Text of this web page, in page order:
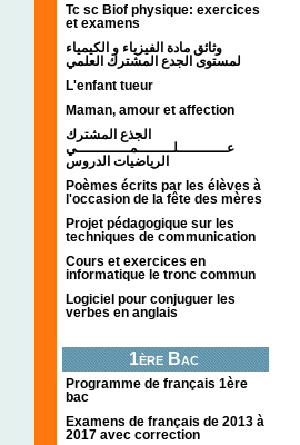
Tc sc Biof physique: exercices
et examens
وثائق مادة الفيزياء و الكيمياء
L'enfant tueur
Maman, amour et affection
الجذع المشترك
عـــــــــــلــــــــمــــــــــــي
الرياضيات الدروس
Poèmes écrits par les élèves à
l'occasion de la fête des mères
Projet pédagogique sur les
techniques de communication
Cours et exercices en
informatique le tronc commun
Logiciel pour conjuguer les
verbes en anglais
1ère Bac
Programme de français 1ère
bac
Examens de français de 2013 à
2017 avec correction